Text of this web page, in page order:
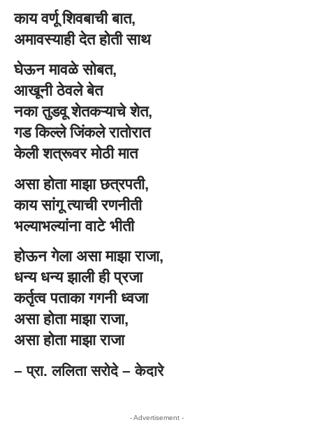
काय वर्णू शिवबाची बात,
अमावस्याही देत होती साथ
घेऊन मावळे सोबत,
आखूनी ठेवले बेत
नका तुडवू शेतकऱ्याचे शेत,
गड किल्ले जिंकले रातोरात
केली शत्रूवर मोठी मात
असा होता माझा छत्रपती,
काय सांगू त्याची रणनीती
भल्याभल्यांना वाटे भीती
होऊन गेला असा माझा राजा,
धन्य धन्य झाली ही प्रजा
कर्तृत्व पताका गगनी ध्वजा
असा होता माझा राजा,
असा होता माझा राजा
– प्रा. ललिता सरोदे – केदारे
- Advertisement -